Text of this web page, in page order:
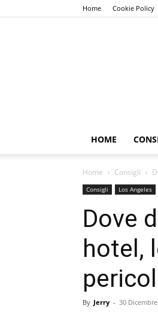
Home Cookie Policy
HOME
Home Consigli
Consigli Los Angeles
Dove
hotel,
By Jerry - 30